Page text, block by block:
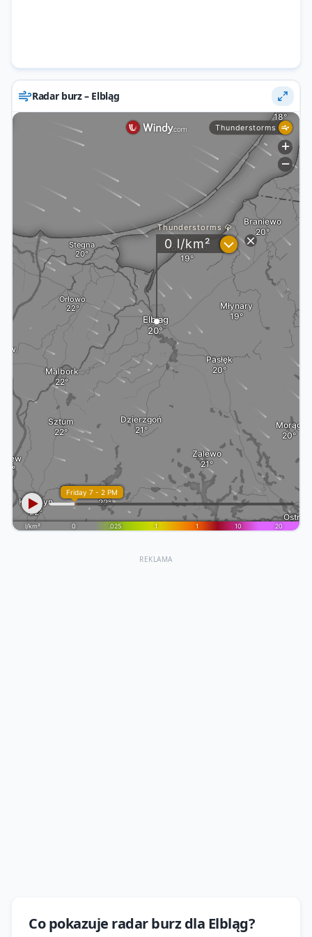
Radar burz – Elbląg
REKLAMA
Co pokazuje radar burzdla Elbląg?